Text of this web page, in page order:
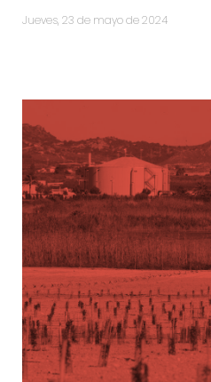
jueves, 23 de mayo de 2024